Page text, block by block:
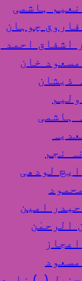
ہاشمی
چوہان
اشفاق احمد
خان
ذیشان
ہاشمی
نجم
لودھی
امین
الرحمٰن